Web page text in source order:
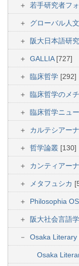
若手研究者フ
グローバル人
阪大日本語研究
GALLIA [727]
臨床哲学 [292]
臨床哲学のメ
臨床哲学ニュ
カルテシアーナ
哲学論叢 [130]
カンティアーナ
メタフュシカ
Philosophia
阪大社会言語
Osaka Literary
Osaka